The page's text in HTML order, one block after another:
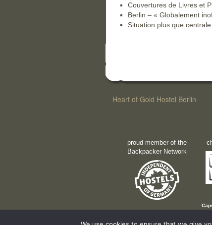
Couvertures de Livres et
Berlin – « Globalement
Situation plus que
Heart of Gold Hostel Berlin
proud member of the
Backpacker Network